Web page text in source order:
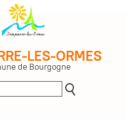
LES-ORMES
de Bourgogne